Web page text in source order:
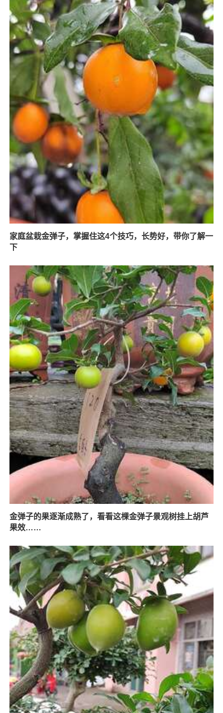
家庭盆栽金弹子，掌握住这4个技巧，长势好，带你了解一
下
金弹子的果逐渐成熟了，看看这棵金弹子景观树挂上胡芦
果效……